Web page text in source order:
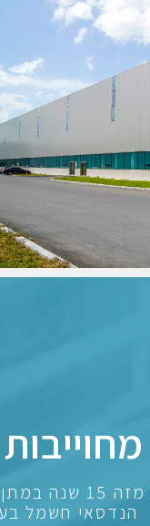
חברת א.פ
הנדסאי חשמל